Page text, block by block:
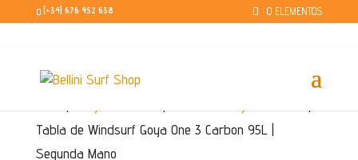
[+34] 676 452 638 0 ELEMENTOS
Tabla de Windsurf Goya One 3 Carbon 95L |
Segunda Mano